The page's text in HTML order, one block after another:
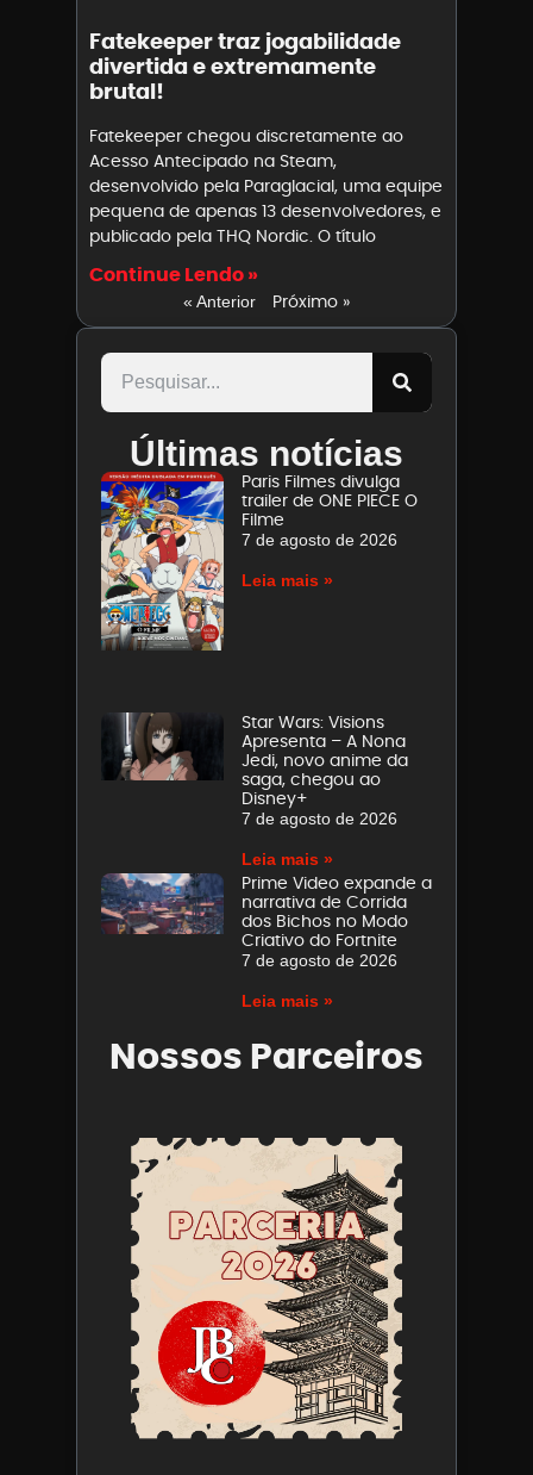
Fatekeeper traz jogabilidade
divertida e extremamente
brutal!
Fatekeeper chegou discretamente ao
Acesso Antecipado na Steam,
desenvolvido pela Paraglacial, uma equipe
pequena de apenas 13 desenvolvedores, e
publicado pela THQ Nordic. O título
Continue Lendo »
« Anterior Próximo »
Últimas notícias
Paris Filmes divulga
trailer de ONE PIECE O
Filme
7 de agosto de 2026
Leia mais »
Star Wars: Visions
Apresenta – A Nona
Jedi, novo anime da
saga, chegou ao
Disney+
7 de agosto de 2026
Leia mais »
Prime Video expande a
narrativa de Corrida
dos Bichos no Modo
Criativo do Fortnite
7 de agosto de 2026
Leia mais »
Nossos Parceiros